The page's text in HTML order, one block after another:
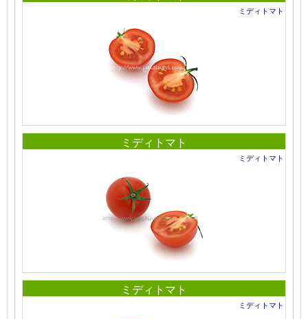
ミディトマト
ミディトマト
ミディトマト
ミディトマト
ミディトマト